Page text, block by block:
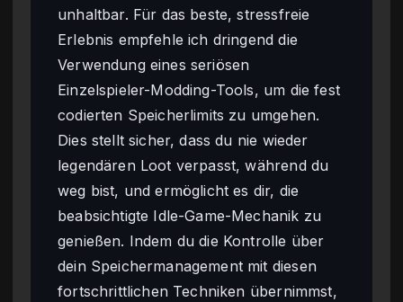
unhaltbar. Für das beste, stressfreie
Erlebnis empfehle ich dringend die
Verwendung eines seriösen
Einzelspieler-Modding-Tools, um die fest
codierten Speicherlimits zu umgehen.
Dies stellt sicher, dass du nie wieder
legendären Loot verpasst, während du
weg bist, und ermöglicht es dir, die
beabsichtigte Idle-Game-Mechanik zu
genießen. Indem du die Kontrolle über
dein Speichermanagement mit diesen
fortschrittlichen Techniken übernimmst,